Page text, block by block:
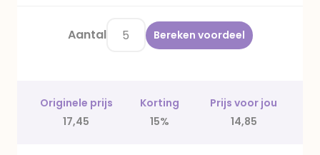
Aantal Bereken voordeel
Originele prijs Korting
Prijs voor jou
17,45
15% 14,85